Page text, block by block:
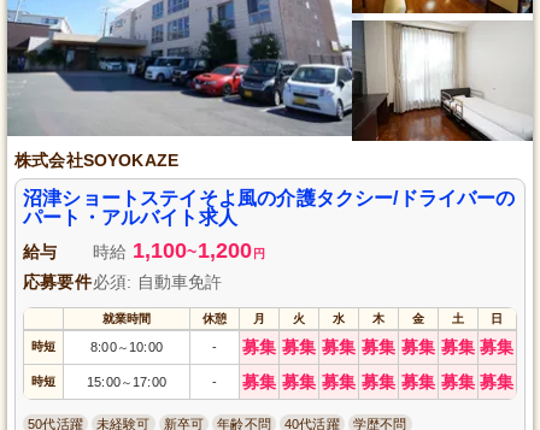
株式会社SOYOKAZE
沼津ショートステイそよ風の介護タクシー/ドライバーの
パート・アルバイト求人
給与 時給 1,100~1,200 円
応募要件必須: 自動車免許
就業時間 休憩 月 火 水 木 金 土 日
時短 8:00～ 10:00 - 募集 募集 募集 募集 募集 募集 募集
時短 15:00～ 17:00 - 募集 募集 募集 募集 募集 募集 募集
50代活躍 未経験可 新卒可 年齢不問 40代活躍 学歴不問